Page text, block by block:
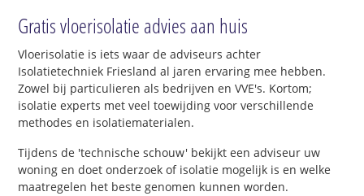
Gratis vloerisolatie advies aan huis
Vloerisolatie is iets waar de adviseurs achter
Isolatietechniek Friesland al jaren ervaring mee hebben.
Zowel bij particulieren als bedrijven en VVE's. Kortom;
isolatie experts met veel toewijding voor verschillende
methodes en isolatiematerialen.
Tijdens de 'technische schouw' bekijkt een adviseur uw
woning en doet onderzoek of isolatie mogelijk is en welke
maatregelen het beste genomen kunnen worden.